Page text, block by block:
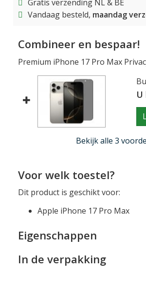
Gratis verzending NL & BE
Vandaag besteld, maandag
Combineer en bespaar!
Premium iPhone 17 Pro Max
U
Bekijk alle 3
Voor welk toestel?
Dit product is geschikt voor:
Apple iPhone 17 Pro Max
Eigenschappen
In de verpakking